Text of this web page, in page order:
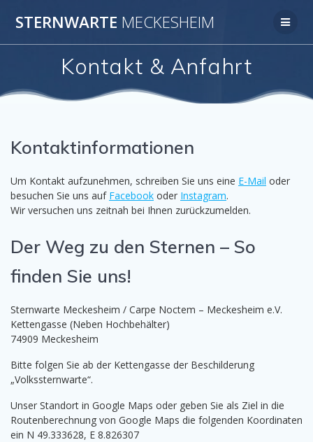
InhaltSTERNWARTE MECKESHEIM
Kontakt & Anfahrt
Kontaktinformationen
Um Kontakt aufzunehmen, schreiben Sie uns eine E-Mail oder
besuchen Sie uns auf Facebook oder Instagram.
Wir versuchen uns zeitnah bei Ihnen zurückzumelden.
Der Weg zu den Sternen – So
finden Sie uns!
Sternwarte Meckesheim / Carpe Noctem – Meckesheim e.V.
Kettengasse (Neben Hochbehälter)
74909 Meckesheim
Bitte folgen Sie ab der Kettengasse der Beschilderung
„Volkssternwarte“.
Unser Standort in Google Maps oder geben Sie als Ziel in die
Routenberechnung von Google Maps die folgenden Koordinaten
ein N 49.333628, E 8.826307